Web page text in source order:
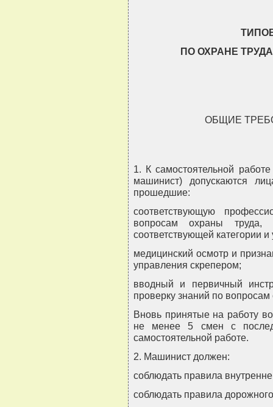
ПО ОХРАНЕ
ОБЩИЕ
1. К самостоятельной
машинист) допускаются
прошедшие:
соответствующую
вопросам охраны труда,
соответствующей категории
медицинский осмотр и
управления скрепером;
вводный и первичный
проверку знаний по
Вновь принятые на работу
не менее 5 смен с
самостоятельной работе.
2. Машинист должен:
соблюдать правила
соблюдать правила